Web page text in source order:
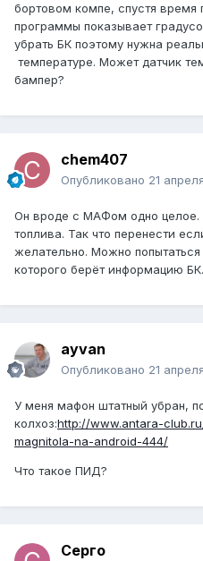
бортовом компе, спустя время
программы показывает
убрать БК поэтому нужна
температуре. Может датчик
бампер?
chem407
Опубликовано 21
Он вроде с МАФом одно целое.
топлива. Так что перенести
желательно. Можно
которого берёт информацию БК.
ayvan
Опубликовано 21
У меня мафон штатный убран,
колхоз:http://www.antara-
magnitola-na-android-444/
Что такое ПИД?
Серго